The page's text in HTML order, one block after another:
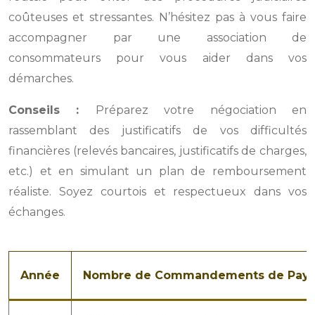
coûteuses et stressantes. N’hésitez pas à vous faire
accompagner par une association de
consommateurs pour vous aider dans vos
démarches.
Conseils : Préparez votre négociation en
rassemblant des justificatifs de vos difficultés
financières (relevés bancaires, justificatifs de charges,
etc.) et en simulant un plan de remboursement
réaliste. Soyez courtois et respectueux dans vos
échanges.
Année Nombre de Commandements de